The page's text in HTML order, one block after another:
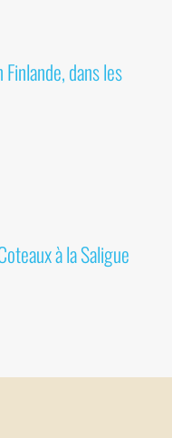
dans les
à la Saligue